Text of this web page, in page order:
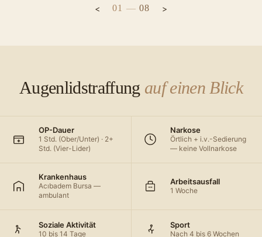
01 — 08
Augenlidstraffung auf einen Blick
OP-Dauer
1 Std. (Ober/Unter) · 2+
Std. (Vier-Lider)
Narkose
Örtlich + i.v.-Sedierung
— keine Vollnarkose
Krankenhaus
Acıbadem Bursa —
ambulant
Arbeitsausfall
1 Woche
Soziale Aktivität
10 bis 14 Tage
Sport
Nach 4 bis 6 Wochen